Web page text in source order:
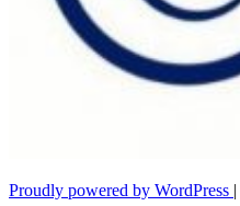
Proudly powered by WordPress |